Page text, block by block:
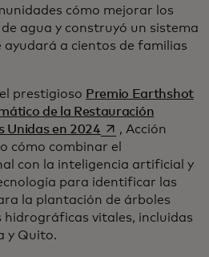
cómo mejorar los
agua y construyó un sistema
a cientos de familias
prestigioso Premio Earthshot
nueva
de la Restauración
Unidas en 2024se abre en una
, Acción
cómo combinar el
con la inteligencia artificial y
para identificar las
la plantación de árboles
vitales, incluidas
y Quito.